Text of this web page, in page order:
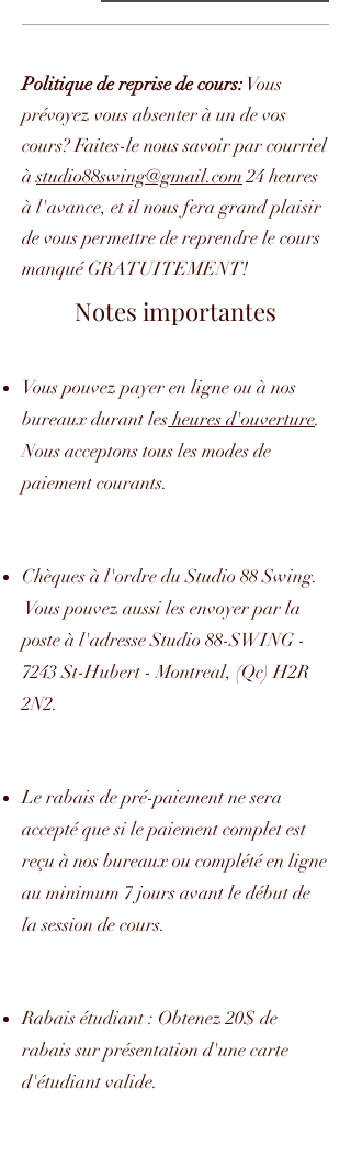
Politique de reprise de cours:Vous
prévoyez vous absenter à un de vos
cours? Faites-le nous savoir par courriel
àstudio88swing@gmail.com24 heures
à l'avance, et il nous fera grand plaisir
de vous permettre de reprendre le cours
manqué GRATUITEMENT!
Notes importantes
Vous pouvez payer en ligne ou à nos
bureaux durant lesheures d'ouverture.
Nous acceptons tous les modes de
paiement courants.
Chèques à l'ordre du Studio 88 Swing.
Vous pouvez aussi les envoyer par la
poste à l'adresse Studio 88-SWING -
7243 St-Hubert - Montreal, (Qc) H2R
2N2.
Le rabais de pré-paiement ne sera
accepté que si le paiement complet est
reçu à nos bureaux ou complété en ligne
au minimum 7 jours avant le début de
la session de cours.
Rabais étudiant : Obtenez 20$ de
rabais sur présentation d'une carte
d'étudiant valide.